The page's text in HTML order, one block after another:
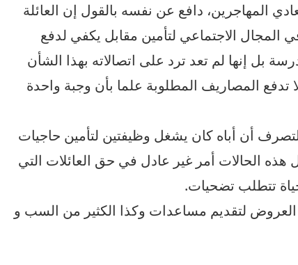
المهاجرين، دافع عن نفسه بالقول إن العائلة
المجال الاجتماعي لتأمين مقابل يكفي لدفع
بل إنها لم تعد ترد على اتصالاته بهذا الشأن
أن 30 عائلة من بين 200 لا تدفع المصاريف المطلوبة علما بأن وجبة واحدة
أن أباه كان يشغل وظيفتين لتأمين حاجيات
هذه الحالات أمر غير عادل في حق العائلات التي
تتطلب تضحيات.
العروض لتقديم مساعدات وكذا الكثير من السب و